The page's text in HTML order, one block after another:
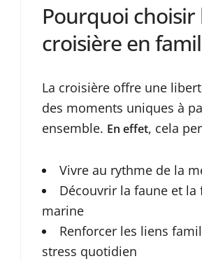
Pourquoi choisir
croisière en
La croisière offre une
des moments uniques à
ensemble. En effet, cela
Vivre au rythme de la
Découvrir la faune et la
marine
Renforcer les liens
stress quotidien